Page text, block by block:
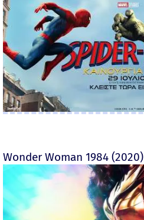
Wonder Woman 1984 (2020)